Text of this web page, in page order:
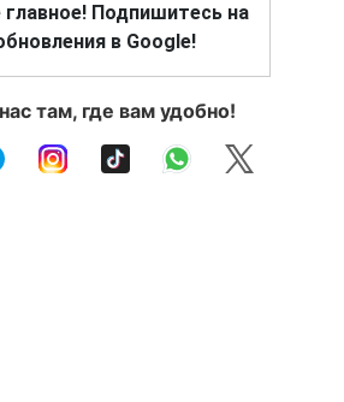
главное! Подпишитесь на
в Google!
там, где вам удобно!